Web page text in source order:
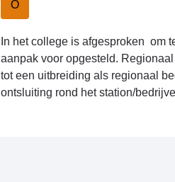
O
In het college is afgesproken om
aanpak voor opgesteld.
tot een uitbreiding als regionaal
ontsluiting rond het station/